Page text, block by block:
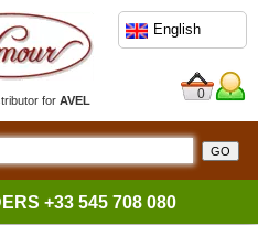
forAVEL
English
0
+33 545 708 080